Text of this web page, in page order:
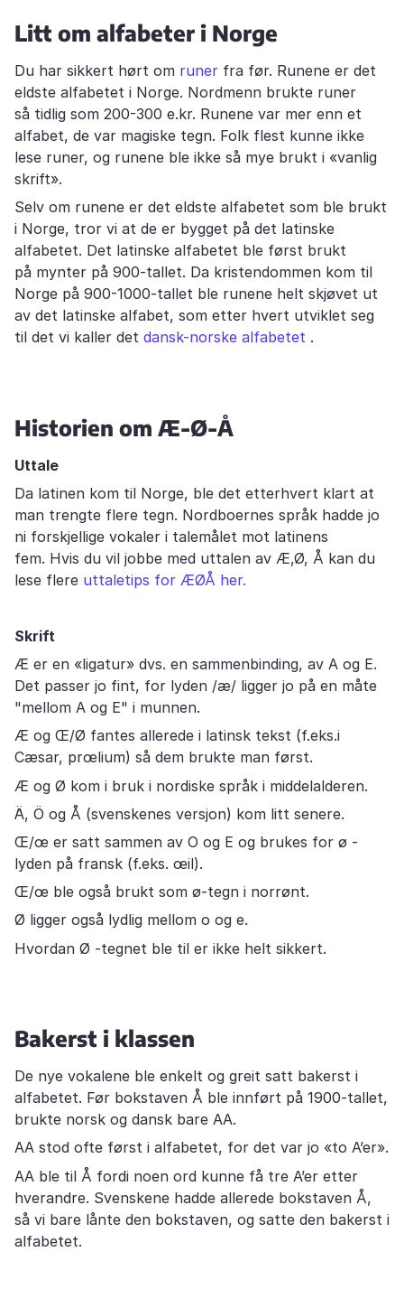
Litt om alfabeter i Norge
Du har sikkert hørt om runer fra før. Runene er det
eldste alfabetet i Norge. Nordmenn brukte runer
så tidlig som 200-300 e.kr. Runene var mer enn et
alfabet, de var magiske tegn. Folk flest kunne ikke
lese runer, og runene ble ikke så mye brukt i «vanlig
skrift».
Selv om runene er det eldste alfabetet som ble brukt
i Norge, tror vi at de er bygget på det latinske
alfabetet. Det latinske alfabetet ble først brukt
på mynter på 900-tallet. Da kristendommen kom til
Norge på 900-1000-tallet ble runene helt skjøvet ut
av det latinske alfabet, som etter hvert utviklet seg
til det vi kaller det dansk-norske alfabetet .
Historien om Æ-Ø-Å
Uttale
Da latinen kom til Norge, ble det etterhvert klart at
man trengte flere tegn. Nordboernes språk hadde jo
ni forskjellige vokaler i talemålet mot latinens
fem. Hvis du vil jobbe med uttalen av Æ,Ø, Å kan du
lese flere uttaletips for ÆØÅ her.
Skrift
Æ er en «ligatur» dvs. en sammenbinding, av A og E.
Det passer jo fint, for lyden /æ/ ligger jo på en måte
"mellom A og E" i munnen.
Æ og Œ/Ø fantes allerede i latinsk tekst (f.eks.i
Cæsar, prœlium) så dem brukte man først.
Æ og Ø kom i bruk i nordiske språk i middelalderen.
Ä, Ö og Å (svenskenes versjon) kom litt senere.
Œ/œ er satt sammen av O og E og brukes for ø -
lyden på fransk (f.eks. œil).
Œ/œ ble også brukt som ø-tegn i norrønt.
Ø ligger også lydlig mellom o og e.
Hvordan Ø -tegnet ble til er ikke helt sikkert.
Bakerst i klassen
De nye vokalene ble enkelt og greit satt bakerst i
alfabetet. Før bokstaven Å ble innført på 1900-tallet,
brukte norsk og dansk bare AA.
AA stod ofte først i alfabetet, for det var jo «to A’er».
AA ble til Å fordi noen ord kunne få tre A’er etter
hverandre. Svenskene hadde allerede bokstaven Å,
så vi bare lånte den bokstaven, og satte den bakerst i
alfabetet.